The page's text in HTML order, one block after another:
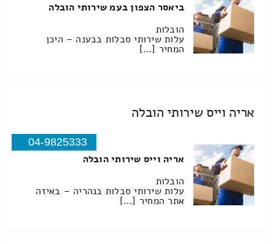
ביאסר הצפון בעמ שירותי הובלה
הובלות
עלות שירותי סבלות בבענה – היכן
המחיר […]
אריה וייס שירותי הובלה
04-9825333
אריה וייס שירותי הובלה
הובלות
עלות שירותי סבלות בנהריה – באיזה
אתר המחיר […]